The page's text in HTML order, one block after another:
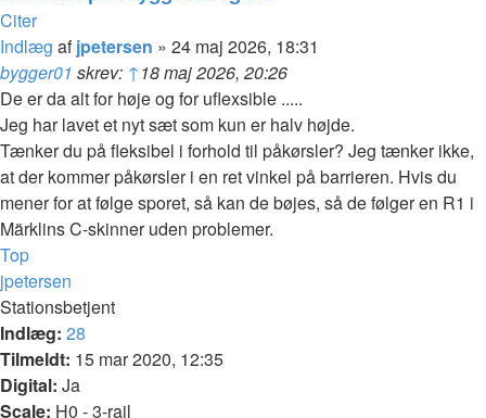
Citer
Indlæg afjpetersen » 24 maj 2026, 18:31
bygger01 skrev: ↑18 maj 2026, 20:26
De er da alt for høje og for uflexsible .....
Jeg har lavet et nyt sæt som kun er halv højde.
Tænker du på fleksibel i forhold til påkørsler? Jeg tænker ikke,
at der kommer påkørsler i en ret vinkel på barrieren. Hvis du
mener for at følge sporet, så kan de bøjes, så de følger en R1 i
Märklins C-skinner uden problemer.
Top
jpetersen
Stationsbetjent
Indlæg: 28
Tilmeldt: 15 mar 2020, 12:35
Digital: Ja
Scale: H0 - 3-rail